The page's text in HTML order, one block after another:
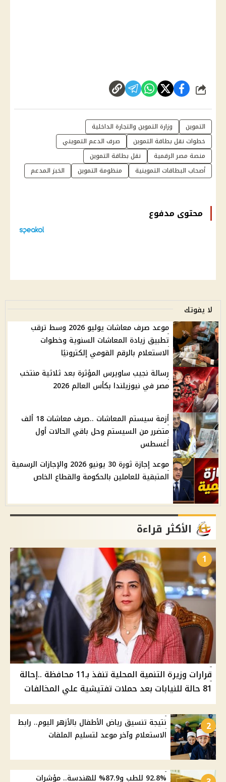
شارك
التموين
وزارة التموين والتجارة الداخلية
خطوات نقل بطاقة التموين
صرف الدعم التمويني
منصة مصر الرقمية
نقل بطاقة التموين
أصحاب البطاقات التموينية
منظومة التموين الخبز المدعم
محتوى مدفوع
لا يفوتك
موعد صرف معاشات يوليو 2026 وسط ترقب
تطبيق زيادة المعاشات السنوية وخطوات
الاستعلام بالرقم القومي إلكترونيًا
رسالة نجيب ساويرس المؤثرة بعد ثلاثية منتخب
مصر في نيوزيلندا بكأس العالم 2026
أزمة سيستم المعاشات ..صرف معاشات 18 ألف
متضرر من السيستم وحل باقي الحالات أول
أغسطس
موعد إجازة ثورة 30 يونيو 2026 والإجازات الرسمية
المتبقية للعاملين بالحكومة والقطاع الخاص
الأكثر قراءة
1
قرارات وزيرة التنمية المحلية تنفذ بـ11 محافظة ..إحالة
81 حالة للنيابات بعد حملات تفتيشية علي المخالفات
2
نتيجة تنسيق رياض الأطفال بالأزهر اليوم.. رابط
الاستعلام وآخر موعد لتسليم الملفات
92.8% للطب و87.9% للهندسة.. مؤشرات